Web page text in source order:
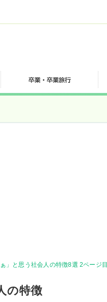
」と思う社会人の特徴8選 2ページ目
の特徴